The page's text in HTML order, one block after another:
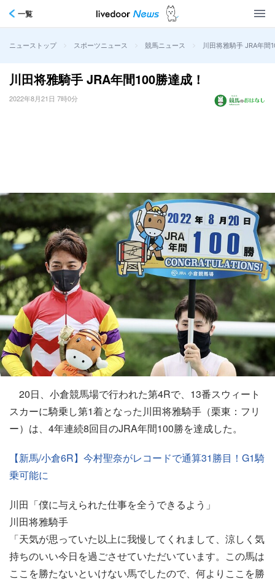
一覧
ニューストップ > スポーツニュース > 競馬ニュース > 川田将雅騎手 JRA年間
川田将雅騎手 JRA年間100勝達成！
2022年8月21日 7時0分
20日、小倉競馬場で行われた第4Rで、13番スウィート
スカーに騎乗し第1着となった川田将雅騎手（栗東：フリ
ー）は、4年連続8回目のJRA年間100勝を達成した。
【新馬/小倉6R】今村聖奈がレコードで通算31勝目！G1騎
乗可能に
川田「僕に与えられた仕事を全うできるよう」
川田将雅騎手
「天気が思っていた以上に我慢してくれまして、涼しく気
持ちのいい今日を過ごさせていただいています。この馬は
ここを勝たないといけない馬でしたので、何よりここを勝